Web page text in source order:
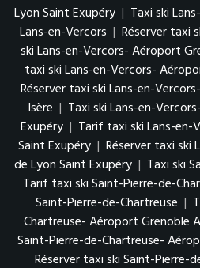
Lyon Saint Exupéry | Taxi ski
Lans-en-Vercors | Réserver taxi
ski Lans-en-Vercors- Aéroport
taxi ski Lans-en-Vercors-
Réserver taxi ski Lans-en-
Isère | Taxi ski Lans-en-
Exupéry | Tarif taxi ski Lans-
Saint Exupéry | Réserver taxi ski
de Lyon Saint Exupéry | Taxi ski
Tarif taxi ski Saint-Pierre-de-
Saint-Pierre-de-Chartreuse |
Chartreuse- Aéroport Grenoble
Saint-Pierre-de-Chartreuse-
Réserver taxi ski Saint-Pierre-